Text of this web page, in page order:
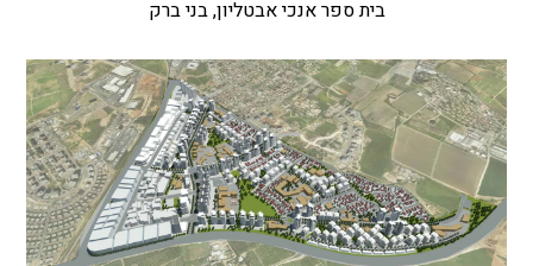
בית ספר אנכי אבטליון, בני ברק